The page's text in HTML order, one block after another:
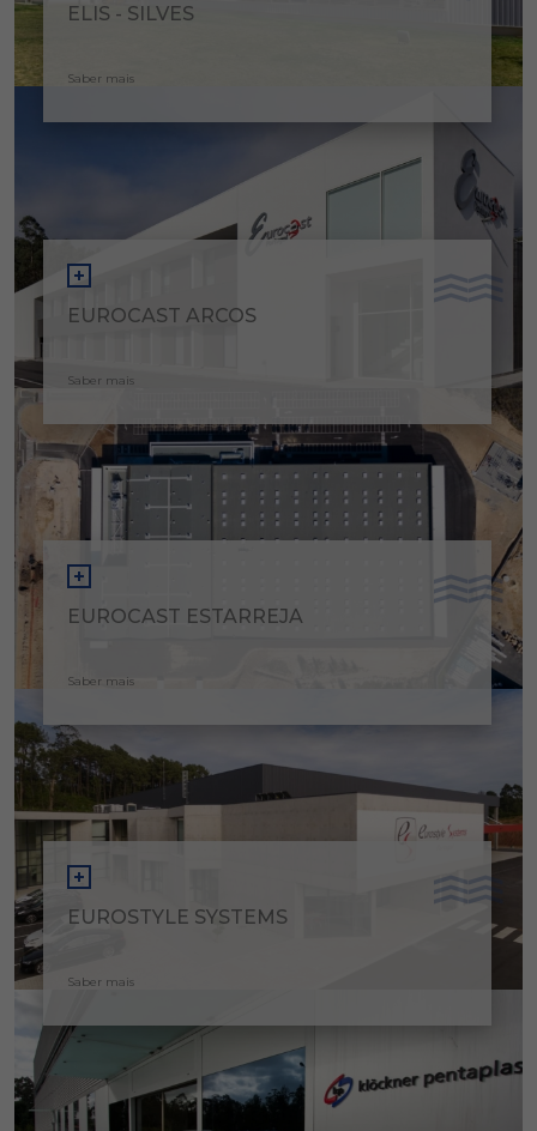
ELIS - SILVES
Saber mais
EUROCAST ARCOS
Saber mais
EUROCAST ESTARREJA
Saber mais
EUROSTYLE SYSTEMS
Saber mais